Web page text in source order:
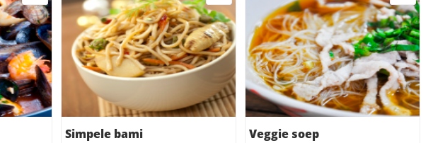
Simpele bami Veggie soep